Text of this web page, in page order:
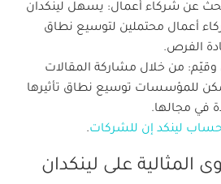
عن شركاء أعمال: يسهل لينكدان
أعمال محتملين لتوسيع نطاق
الفرص.
وقيّم: من خلال مشاركة المقالات
للمؤسسات توسيع نطاق تأثيرها
في مجالها.
حساب لينكد إن للشركات.
المثالية على لينكدان